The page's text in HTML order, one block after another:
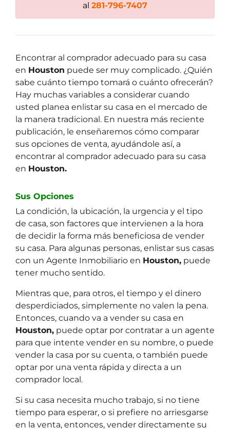
al 281-796-7407
Encontrar al comprador adecuado para su casa
en Houston puede ser muy complicado. ¿Quién
sabe cuánto tiempo tomará o cuánto ofrecerán?
Hay muchas variables a considerar cuando
usted planea enlistar su casa en el mercado de
la manera tradicional. En nuestra más reciente
publicación, le enseñaremos cómo comparar
sus opciones de venta, ayudándole así, a
encontrar al comprador adecuado para su casa
en Houston.
Sus Opciones
La condición, la ubicación, la urgencia y el tipo
de casa, son factores que intervienen a la hora
de decidir la forma más beneficiosa de vender
su casa. Para algunas personas, enlistar sus casas
con un Agente Inmobiliario en Houston, puede
tener mucho sentido.
Mientras que, para otros, el tiempo y el dinero
desperdiciados, simplemente no valen la pena.
Entonces, cuando va a vender su casa en
Houston, puede optar por contratar a un agente
para que intente vender en su nombre, o puede
vender la casa por su cuenta, o también puede
optar por una venta rápida y directa a un
comprador local.
Si su casa necesita mucho trabajo, si no tiene
tiempo para esperar, o si prefiere no arriesgarse
en la venta, entonces, vender directamente su